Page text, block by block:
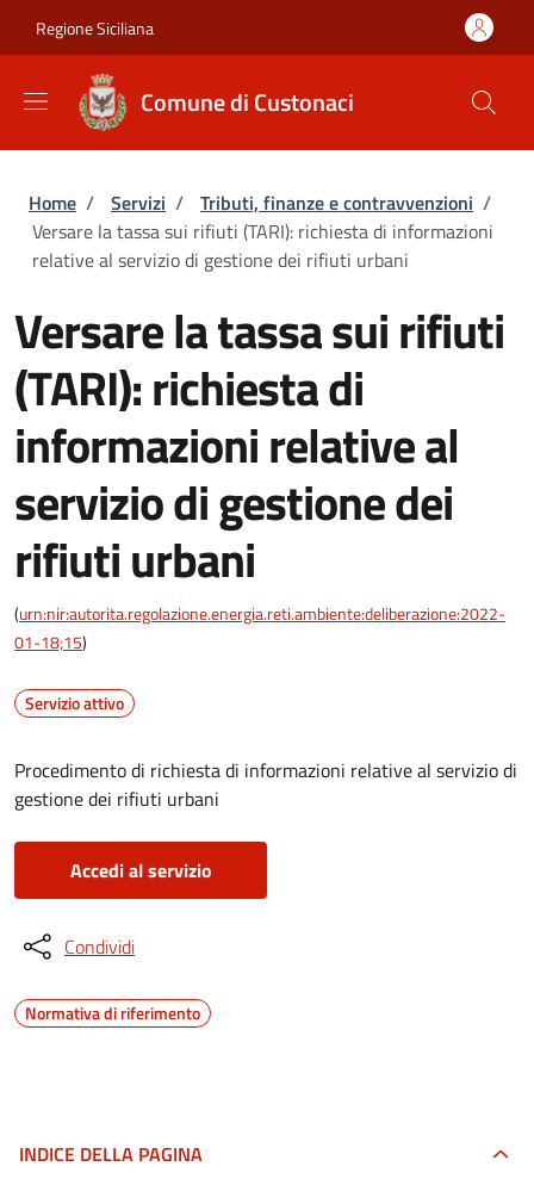
Regione Siciliana
Comune di Custonaci
Briciole di pane
Home / Servizi / Tributi, finanze e contravvenzioni /
Versare la tassa sui rifiuti (TARI): richiesta di informazioni
relative al servizio di gestione dei rifiuti urbani
Versare la tassa sui rifiuti
(TARI): richiesta di
informazioni relative al
servizio di gestione dei
rifiuti urbani
(urn:nir:autorita.regolazione.energia.reti.ambiente:deliberazione:2022-
01-18;15)
Servizio attivo
Procedimento di richiesta di informazioni relative al servizio di
gestione dei rifiuti urbani
Accedi al servizio
Condividi
Normativa di riferimento
INDICE DELLA PAGINA